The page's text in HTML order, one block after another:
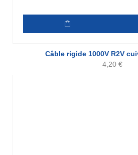
Câble rigide 1000V R2V
4,20 €